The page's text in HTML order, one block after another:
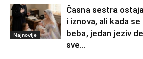
Najnovije
Časna sestra
i iznova, ali kada
beba, jedan jeziv
sve…